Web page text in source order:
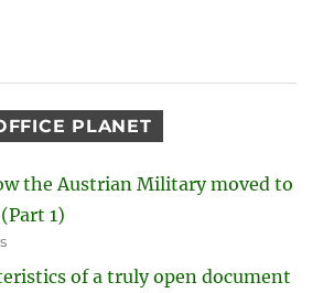
PLANET
the Austrian Military moved to
1)
of a truly open document